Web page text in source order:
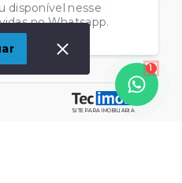
disponível nesse
no Whatsapp.
1
SITE PARA IMOBILIARIA